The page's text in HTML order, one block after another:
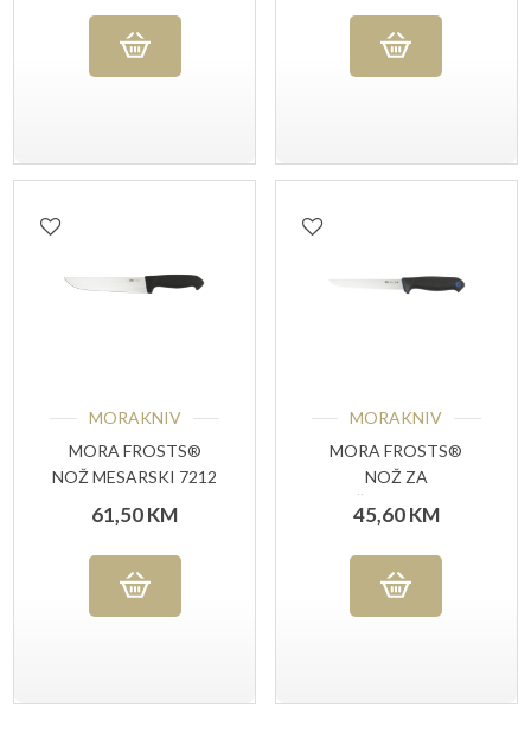
MORAKNIV
MORA FROSTS®
NOŽ MESARSKI 7212
61,50KM
MORAKNIV
MORA FROSTS®
NOŽ ZA
PG
45,60KM